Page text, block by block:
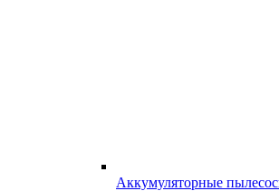
Аккумуляторные